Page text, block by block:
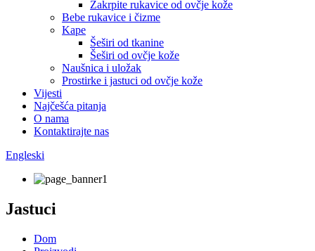
Zakrpite rukavice od ovčje kože
Bebe rukavice i čizme
Kape
Šeširi od tkanine
Šeširi od ovčje kože
Naušnica i uložak
Prostirke i jastuci od ovčje kože
Vijesti
Najčešća pitanja
O nama
Kontaktirajte nas
Engleski
Jastuci
Dom